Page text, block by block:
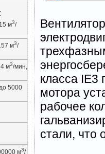
класса
мотора
рабочее
стали, что
м3/
м3/
м3/мин,
5000
м3/